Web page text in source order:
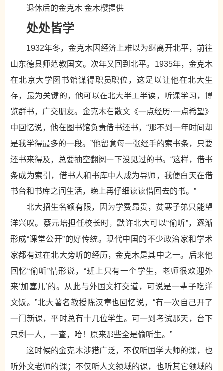
退休后的金克木 金木樱提供
处处皆学
1932年冬，金克木因经济上难以为继离开北平，前往
山东德县师范教国文。次年又回到北平。1935年，金克木
在北京大学图书馆谋得职员职位，这足以让他在北大生
存，最为关键的，他可以在北大半工半读，听课学习，博
览群书，广交朋友。金克木在散文《一点经历·一点希望》
中回忆说，他在图书馆负责借书还书，“那不到一年时间却
是我学得最多的一段。”他留意每一张经手的索书条，只要
还书来得及，总要抽空翻阅一下没见过的书。“这样，借书
条成为索引，借书人和书库中人成为导师，我便白天在借
书台和书库之间生活，晚上再仔细读读借回去的书。”
北大招生名额有限，因为学费昂贵，贫寒子弟只能望
洋兴叹。蔡元培担任校长时，默许北大可以“偷听”，逐渐
形成“课堂公开”的好传统。现代中国的不少政治家和学术
家都有过在北大旁听的经历，金克木是其中之一。后来他
回忆“偷听”情形说，“班上只有一个学生，老师很欢迎外
来‘加塞儿’的。从此与外国文打交道，可说是一辈子吃洋
文饭。”北大著名教授陈汉章也回忆说，“有一次自己开了
一门新课，平时总有十几位学生。可一到考试那天，台下
只剩一人，一查，哈！原来那些全是偷听生。”
这时候的金克木涉猎广泛，不仅听国学大师的课，也
听外文老师的课；不仅听人文领域的课，也听其它领域的